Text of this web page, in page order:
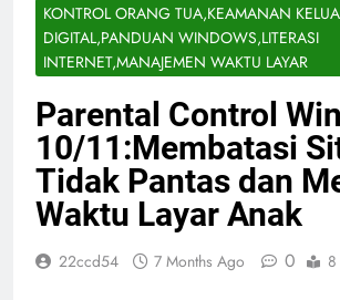
KONTROL ORANG TUA,KEAMANAN
DIGITAL,PANDUAN WINDOWS,LITERASI
INTERNET,MANAJEMEN WAKTU LAYAR
Parental Control
10/11:Membatasi
Tidak Pantas dan
Waktu Layar Anak
22ccd54 7 Months Ago 0